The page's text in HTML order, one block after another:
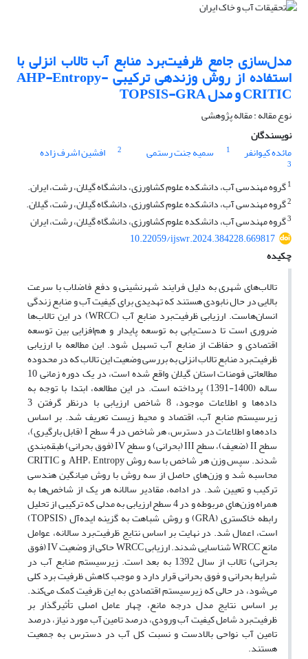
مدل‌سازی جامع ظرفیت‌برد منابع آب تالاب انزلی با
استفاده از روش وزندهی ترکیبی AHP-Entropy-
CRITIC و مدل TOPSIS-GRA
نوع مقاله : مقاله پژوهشی
نویسندگان
مائده کیوانفر
1 سمیه جنت رستمی 2 افشین اشرف زاده
3
1گروه مهندسی آب، دانشکده علوم کشاورزی، دانشگاه گیلان، رشت، ایران.
2گروه مهندسی آب، دانشکده علوم کشاورزی، دانشگاه گیلان، رشت، گیلان.
3گروه مهندسی آب، دانشکده علوم کشاورزی، دانشگاه گیلان، رشت، ایران
10.22059/ijswr.2024.384228.669817
چکیده
تالاب‌های شهری به دلیل فرایند شهرنشینی و دفع فاضلاب با سرعت
بالایی در حال نابودی هستند که تهدیدی برای کیفیت آب و منابع زندگی
انسان‌هاست. ارزیابی ظرفیت‌برد منابع آب (WRCC) در این تالاب‌ها
ضروری است تا دست‌یابی به توسعه پایدار و هم‌افزایی بین توسعه
اقتصادی و حفاظت از منابع آب تسهیل شود. این مطالعه با ارزیابی
ظرفیت‌برد منابع تالاب انزلی به بررسی وضعیت این تالاب که در محدوده
مطالعاتی فومنات استان گیلان واقع شده است، در یک دوره‌ زمانی 10
ساله (1400-1391) پرداخته است. در این مطالعه، ابتدا با توجه به
داده‌ها و اطلاعات موجود، 8 شاخص ارزیابی با درنظر گرفتن 3
زیرسیستم منابع آب، اقتصاد و محیط زیست تعریف شد. بر اساس
داده‌ها و اطلاعات در دسترس، هر شاخص در 4 سطح I (قابل بارگیری)،
سطح II (ضعیف)، سطح III (بحرانی) و سطح IV (فوق بحرانی) طبقه‌بندی
شدند. سپس وزن هر شاخص با سه روش AHP، Entropy و CRITIC
محاسبه شد و وزن‌های حاصل از سه روش با روش میانگین هندسی
ترکیب و تعیین شد. در ادامه، مقادیر سالانه هر یک از شاخص‌ها به
همراه وزن‌های مربوطه و در 4 سطح ارزیابی به مدلی که ترکیبی از تحلیل
رابطه خاکستری (GRA) و روش شباهت به گزینه ایده‌آل (TOPSIS)
است، اعمال شد. در نهایت بر اساس نتایج ظرفیت‌برد سالانه، عوامل
مانع WRCC شناسایی شدند. ارزیابی WRCC حاکی از وضعیت IV (فوق
بحرانی) تالاب از سال 1392 به بعد است. زیرسیستم منابع آب در
شرایط بحرانی و فوق بحرانی قرار دارد و موجب کاهش ظرفیت برد کلی
می‌شود، در حالی که زیرسیستم اقتصادی به این ظرفیت کمک می‌کند.
بر اساس نتایج مدل درجه مانع، چهار عامل اصلی تأثیرگذار بر
ظرفیت‌برد شامل کیفیت آب ورودی، درصد تامین آب مورد نیاز، درصد
تامین آب نواحی بالادست و نسبت کل آب در دسترس به جمعیت
هستند.